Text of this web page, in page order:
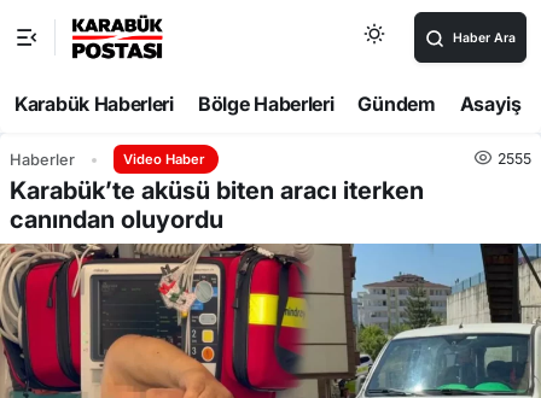
Haber Ara
Karabük Haberleri Bölge Haberleri Gündem Asayiş
Haberler Video Haber 2555
Karabük’te aküsü biten aracı iterken
canından oluyordu